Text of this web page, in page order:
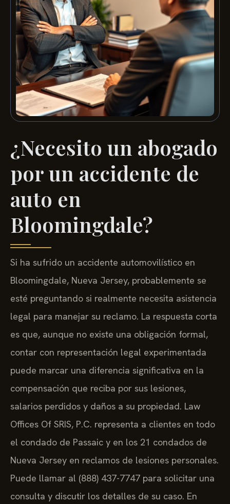
¿Necesito un abogado
por un accidente de
auto en
Bloomingdale?
Si ha sufrido un accidente automovilístico en
Bloomingdale, Nueva Jersey, probablemente se
esté preguntando si realmente necesita asistencia
legal para manejar su reclamo. La respuesta corta
es que, aunque no existe una obligación formal,
contar con representación legal experimentada
puede marcar una diferencia significativa en la
compensación que reciba por sus lesiones,
salarios perdidos y daños a su propiedad. Law
Offices Of SRIS, P.C. representa a clientes en todo
el condado de Passaic y en los 21 condados de
Nueva Jersey en reclamos de lesiones personales.
Puede llamar al (888) 437-7747 para solicitar una
consulta y discutir los detalles de su caso. En